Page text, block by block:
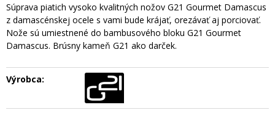
Súprava piatich vysoko kvalitných nožov G21 Gourmet Damascus
z damascénskej ocele s vami bude krájať, orezávať aj porciovať.
Nože sú umiestnené do bambusového bloku G21 Gourmet
Damascus. Brúsny kameň G21 ako darček.
Výrobca: